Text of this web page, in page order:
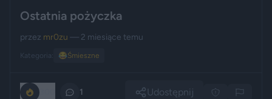
Ostatnia pożyczka
przez mr0zu — 2 miesiące temu
Kategoria: 😂Śmieszne
1 Udostępnij